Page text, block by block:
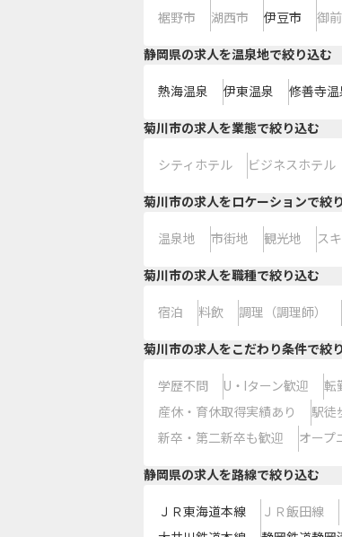
裾野市
湖西市 伊豆市 御
静岡県の求人を温泉地で絞り込む
熱海温泉 伊東温泉 修善寺温
菊川市の求人を業態で絞り込む
シティホテル ビジネスホテル
菊川市の求人をロケーションで絞
温泉地 市街地 観光地 ス
菊川市の求人を職種で絞り込む
宿泊 料飲 調理（調理師）
菊川市の求人をこだわり条件で絞
学歴不問 U・Iターン歓迎 転
産休・育休取得実績あり
駅徒
新卒・第二新卒も歓迎
オープ
静岡県の求人を路線で絞り込む
ＪＲ東海道本線 ＪＲ飯田線